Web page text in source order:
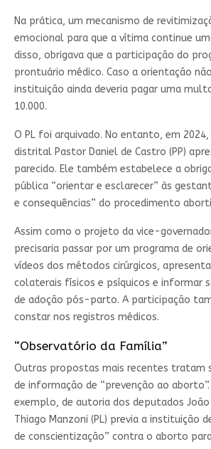
Na prática, um mecanismo de
emocional para que a vítima continue
disso, obrigava que a participação do
prontuário médico. Caso a orientação
instituição ainda deveria pagar uma
10.000.
O PL foi arquivado. No entanto, em
distrital Pastor Daniel de Castro (PP)
parecido. Ele também estabelece a
pública “orientar e esclarecer” às
e consequências” do procedimento
Assim como o projeto da vice-
precisaria passar por um programa de
vídeos dos métodos cirúrgicos,
colaterais físicos e psíquicos e informar
de adoção pós-parto. A participação
constar nos registros médicos.
“Observatório da Família”
Outras propostas mais recentes tratam
de informação de “prevenção ao
exemplo, de autoria dos deputados João
Thiago Manzoni (PL) previa a instituição
de conscientização” contra o aborto